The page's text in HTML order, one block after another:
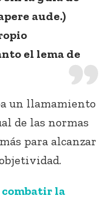
aude.)
el lema de
un llamamiento
de las normas
para alcanzar
combatir la